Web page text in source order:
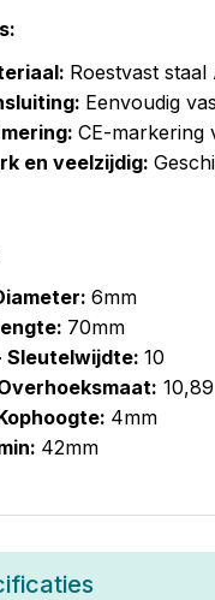
Roestvast
Eenvoudig
CE-markering
en veelzijdig:
6mm
70mm
Sleutelwijdte: 10
10,89
4mm
42mm